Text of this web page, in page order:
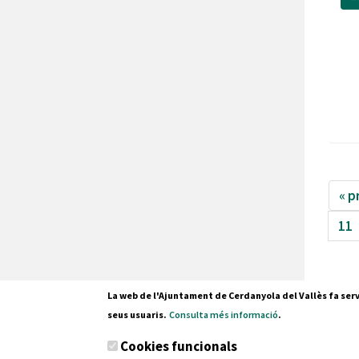
«
11
La web de l'Ajuntament de Cerdanyola del Vallès fa
seus usuaris. Consulta més informació.
Cookies funcionals